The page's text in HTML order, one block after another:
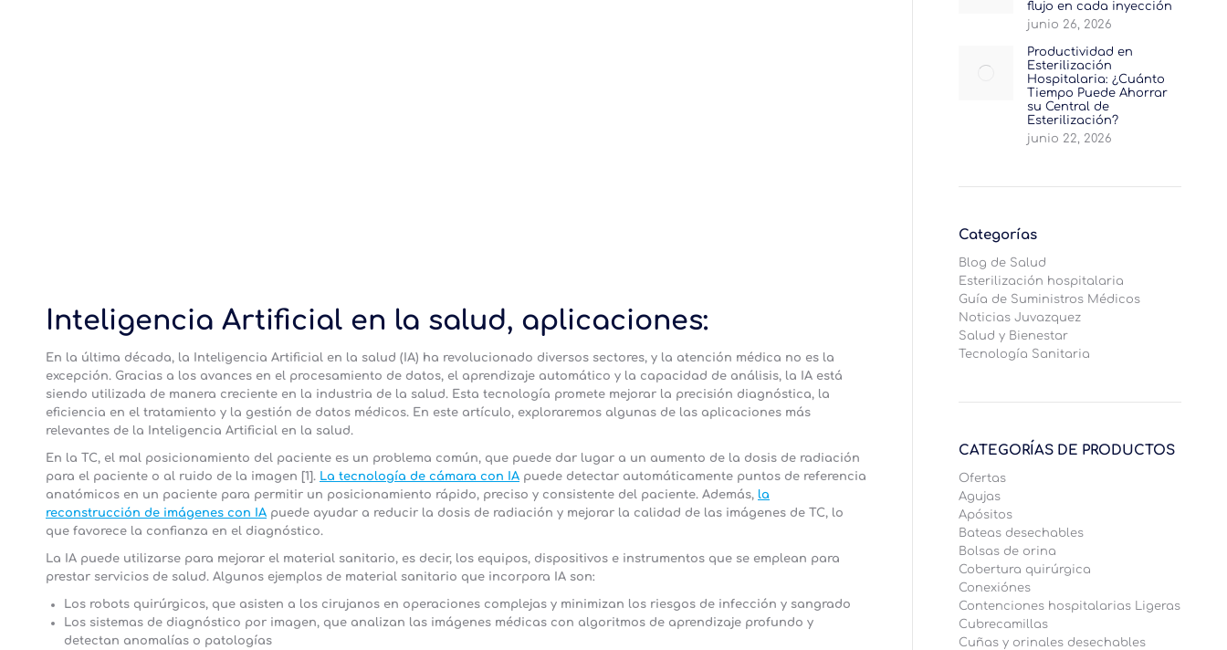
Inteligencia Artificial en la salud, aplicaciones:
En la última década, la Inteligencia Artificial en la salud (IA) ha revolucionado diversos sectores, y la atención médica no es la
excepción. Gracias a los avances en el procesamiento de datos, el aprendizaje automático y la capacidad de análisis, la IA está
siendo utilizada de manera creciente en la industria de la salud. Esta tecnología promete mejorar la precisión diagnóstica, la
eficiencia en el tratamiento y la gestión de datos médicos. En este artículo, exploraremos algunas de las aplicaciones más
relevantes de la Inteligencia Artificial en la salud.
En la TC, el mal posicionamiento del paciente es un problema común, que puede dar lugar a un aumento de la dosis de radiación
para el paciente o al ruido de la imagen [1]. La tecnología de cámara con IA puede detectar automáticamente puntos de referencia
anatómicos en un paciente para permitir un posicionamiento rápido, preciso y consistente del paciente. Además, la
reconstrucción de imágenes con IA puede ayudar a reducir la dosis de radiación y mejorar la calidad de las imágenes de TC, lo
que favorece la confianza en el diagnóstico.
La IA puede utilizarse para mejorar el material sanitario, es decir, los equipos, dispositivos e instrumentos que se emplean para
prestar servicios de salud. Algunos ejemplos de material sanitario que incorpora IA son:
Los robots quirúrgicos, que asisten a los cirujanos en operaciones complejas y minimizan los riesgos de infección y sangrado
Los sistemas de diagnóstico por imagen, que analizan las imágenes médicas con algoritmos de aprendizaje profundo y
detectan anomalías o patologías
flujo en cada inyección
junio 26, 2026
Productividad en
Esterilización
Hospitalaria: ¿Cuánto
Tiempo Puede Ahorrar
su Central de
Esterilización?
junio 22, 2026
Categorías
Blog de Salud
Esterilización hospitalaria
Guía de Suministros Médicos
Noticias Juvazquez
Salud y Bienestar
Tecnología Sanitaria
CATEGORÍAS DE PRODUCTOS
Ofertas
Agujas
Apósitos
Bateas desechables
Bolsas de orina
Cobertura quirúrgica
Conexiónes
Contenciones hospitalarias Ligeras
Cubrecamillas
Cuñas y orinales desechables